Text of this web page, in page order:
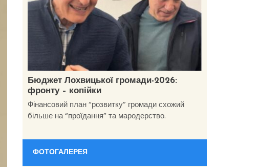
Бюджет Лохвицької громади-2026:
фронту – копійки
Фінансовий план “розвитку” громади схожий
більше на “проїдання” та мародерство.
ФОТОГАЛЕРЕЯ